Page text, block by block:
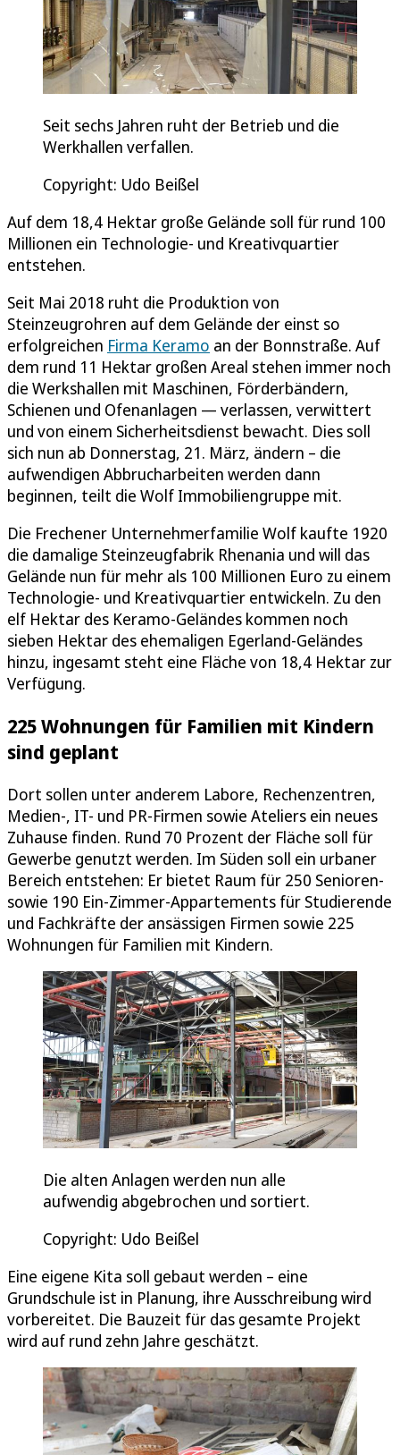
Seit sechs Jahren ruht der Betrieb und die
Werkhallen verfallen.
Copyright: Udo Beißel
Auf dem 18,4 Hektar große Gelände soll für rund 100
Millionen ein Technologie- und Kreativquartier
entstehen.
Seit Mai 2018 ruht die Produktion von
Steinzeugrohren auf dem Gelände der einst so
erfolgreichen Firma Keramo an der Bonnstraße. Auf
dem rund 11 Hektar großen Areal stehen immer noch
die Werkshallen mit Maschinen, Förderbändern,
Schienen und Ofenanlagen — verlassen, verwittert
und von einem Sicherheitsdienst bewacht. Dies soll
sich nun ab Donnerstag, 21. März, ändern – die
aufwendigen Abbrucharbeiten werden dann
beginnen, teilt die Wolf Immobiliengruppe mit.
Die Frechener Unternehmerfamilie Wolf kaufte 1920
die damalige Steinzeugfabrik Rhenania und will das
Gelände nun für mehr als 100 Millionen Euro zu einem
Technologie- und Kreativquartier entwickeln. Zu den
elf Hektar des Keramo-Geländes kommen noch
sieben Hektar des ehemaligen Egerland-Geländes
hinzu, ingesamt steht eine Fläche von 18,4 Hektar zur
Verfügung.
225 Wohnungen für Familien mit Kindern
sind geplant
Dort sollen unter anderem Labore, Rechenzentren,
Medien-, IT- und PR-Firmen sowie Ateliers ein neues
Zuhause finden. Rund 70 Prozent der Fläche soll für
Gewerbe genutzt werden. Im Süden soll ein urbaner
Bereich entstehen: Er bietet Raum für 250 Senioren-
sowie 190 Ein-Zimmer-Appartements für Studierende
und Fachkräfte der ansässigen Firmen sowie 225
Wohnungen für Familien mit Kindern.
Die alten Anlagen werden nun alle
aufwendig abgebrochen und sortiert.
Copyright: Udo Beißel
Eine eigene Kita soll gebaut werden – eine
Grundschule ist in Planung, ihre Ausschreibung wird
vorbereitet. Die Bauzeit für das gesamte Projekt
wird auf rund zehn Jahre geschätzt.